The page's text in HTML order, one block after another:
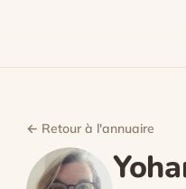
← Retour à l'annuaire